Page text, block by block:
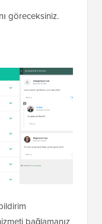
göreceksiniz.